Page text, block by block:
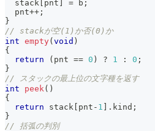
  stack
pnt = b ;
  pnt
++ ;
}
// stackが空(1)か否(0)か
int empty( void )
{
return
( pnt == 0 ) ? 1 : 0 ;
}
// スタックの最上位の文字種を返す
int
peek( )
{
return stack pnt - 1 . kind ;
}
// 括弧の判別